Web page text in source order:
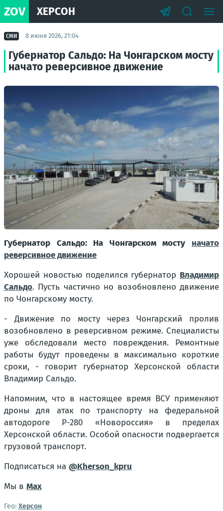
ZOV ХЕРСОН
СМИ 8 июня 2026, 21:04
Губернатор Сальдо: На Чонгарском мосту
начато реверсивное движение
Губернатор Сальдо: На Чонгарском мосту начато
реверсивное движение
Хорошей новостью поделился губернатор Владимир
Сальдо. Пусть частично но возобновлено движение
по Чонгарскому мосту.
- Движение по мосту через Чонгарский пролив
возобновлено в реверсивном режиме. Специалисты
уже обследовали место повреждения. Ремонтные
работы будут проведены в максимально короткие
сроки, - говорит губернатор Херсонской области
Владимир Сальдо.
Напомним, что в настоящее время ВСУ применяют
дроны для атак по транспорту на федеральной
автодороге Р-280 «Новороссия» в пределах
Херсонской области. Особой опасности подвергается
грузовой транспорт.
Подписаться на @Kherson_kpru
Мы в Max
Гео: Херсон